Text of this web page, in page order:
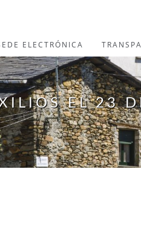
ELECTRÓNICA
EL 23